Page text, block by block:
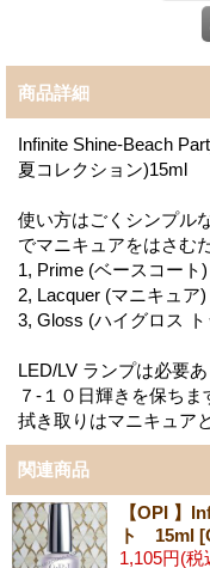
商品詳細
Infinite Shine-Beach
夏コレクション)15ml
使い方はごくシンプル
でマニキュアをはさむ
1, Prime (ベースコート)
2, Lacquer (マニキュア)
3, Gloss (ハイグロス
LED/LV ランプは必要あ
７-１０日輝きを保ちま
拭き取りはマニキュア
関連商品
【OPI 】
ト 15ml [
1,105円(税